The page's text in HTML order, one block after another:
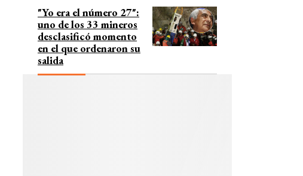
"Yo era el número 27":
uno de los 33 mineros
desclasificó momento
en el que ordenaron su
salida